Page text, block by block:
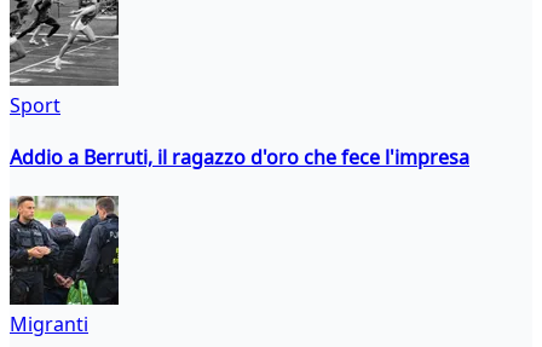
Sport
Addio a Berruti, il ragazzo d'oro che fece l'impresa
Migranti